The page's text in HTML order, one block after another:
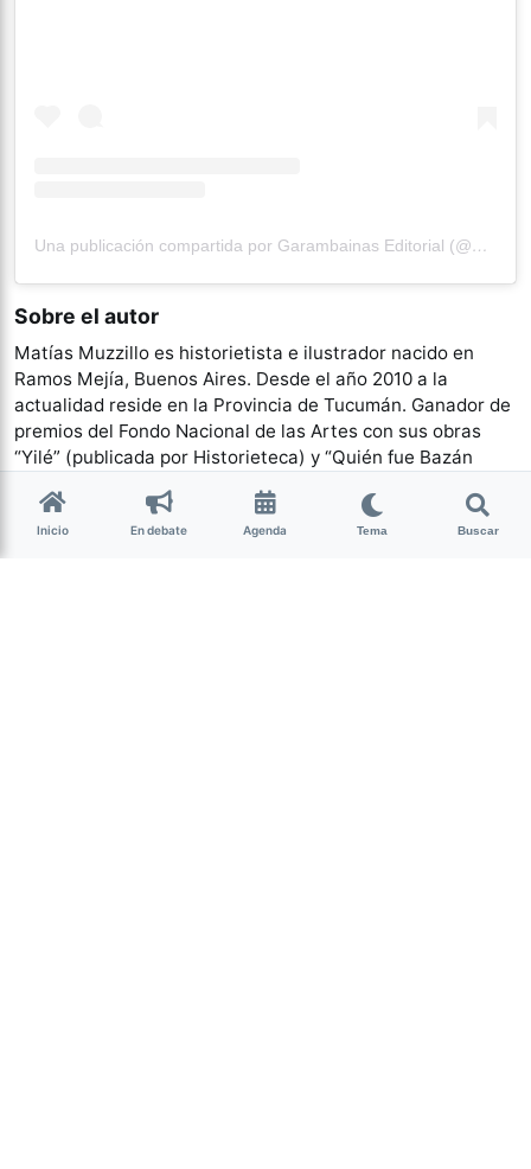
Una publicación compartida por Garambainas Editorial (@garambainas_)
Sobre el autor
Matías Muzzillo es historietista e ilustrador nacido en
Ramos Mejía, Buenos Aires. Desde el año 2010 a la
actualidad reside en la Provincia de Tucumán. Ganador de
premios del Fondo Nacional de las Artes con sus obras
“Yilé” (publicada por Historieteca) y “Quién fue Bazán
Tejeda con la historieta “La Pesadilla”. Publicó también
“Nación Zombie” digitalmente y en antologías. Fue
Inicio En debate Agenda Tema Buscar